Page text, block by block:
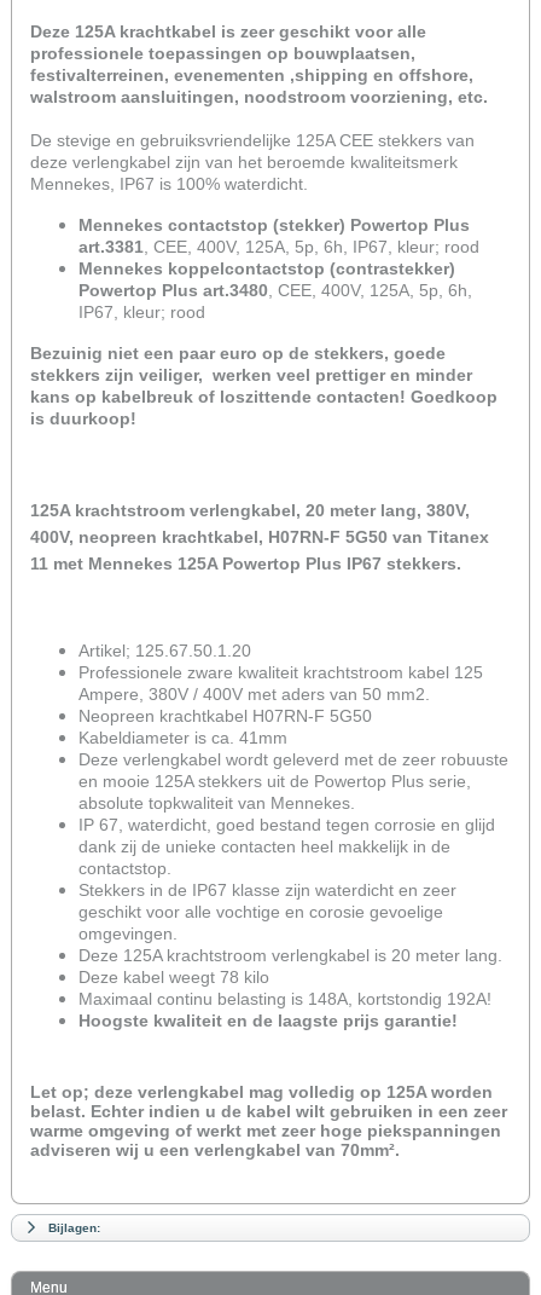
Deze 125A krachtkabel is zeer geschikt voor alle
professionele toepassingen op bouwplaatsen,
festivalterreinen, evenementen ,shipping en offshore,
walstroom aansluitingen, noodstroom voorziening, etc.
De stevige en gebruiksvriendelijke 125A CEE stekkers van
deze verlengkabel zijn van het beroemde kwaliteitsmerk
Mennekes, IP67 is 100% waterdicht.
Mennekes contactstop (stekker) Powertop Plus
art.3381 , CEE, 400V, 125A, 5p, 6h, IP67, kleur; rood
Mennekes koppelcontactstop (contrastekker)
Powertop Plus art.3480 , CEE, 400V, 125A, 5p, 6h,
IP67, kleur; rood
Bezuinig niet een paar euro op de stekkers, goede
stekkers zijn veiliger, werken veel prettiger en minder
kans op kabelbreuk of loszittende contacten! Goedkoop
is duurkoop!
125A krachtstroom verlengkabel, 20 meter lang, 380V,
400V, neopreen krachtkabel, H07RN-F 5G50 van Titanex
11 met Mennekes 125A Powertop Plus IP67 stekkers.
Artikel; 125.67.50.1.20
Professionele zware kwaliteit krachtstroom kabel 125
Ampere, 380V / 400V met aders van 50 mm2.
Neopreen krachtkabel H07RN-F 5G50
Kabeldiameter is ca. 41mm
Deze verlengkabel wordt geleverd met de zeer robuuste
en mooie 125A stekkers uit de Powertop Plus serie,
absolute topkwaliteit van Mennekes.
IP 67, waterdicht, goed bestand tegen corrosie en glijd
dank zij de unieke contacten heel makkelijk in de
contactstop.
Stekkers in de IP67 klasse zijn waterdicht en zeer
geschikt voor alle vochtige en corosie gevoelige
omgevingen.
Deze 125A krachtstroom verlengkabel is 20 meter lang.
Deze kabel weegt 78 kilo
Maximaal continu belasting is 148A, kortstondig 192A!
Hoogste kwaliteit en de laagste prijs garantie!
Let op; deze verlengkabel mag volledig op 125A worden
belast. Echter indien u de kabel wilt gebruiken in een zeer
warme omgeving of werkt met zeer hoge piekspanningen
adviseren wij u een verlengkabel van 70mm².
Bijlagen:
Menu